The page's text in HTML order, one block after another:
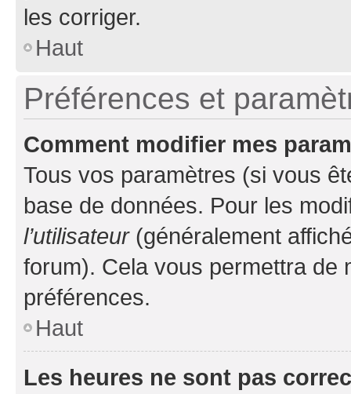
les corriger.
Haut
Préférences et
Comment modifier mes
Tous vos paramètres (si vous
base de données. Pour les
l’utilisateur(généralement
forum). Cela vous permettra de
préférences.
Haut
Les heures ne sont pas